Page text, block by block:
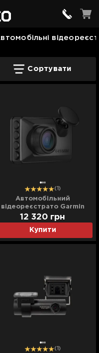
Сортувати
(1)
Автомобільний
відеореєстрато Garmin
Cam X110 (010-02900-
10) (Global)
Купити
12 320 грн
(1)